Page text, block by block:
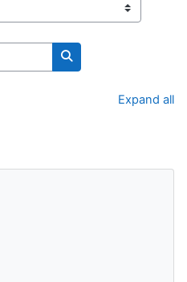
Search courses
Expand all